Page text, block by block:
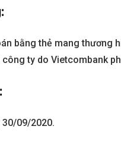
bằng thẻ mang thương
công ty do Vietcombank
09/2020.